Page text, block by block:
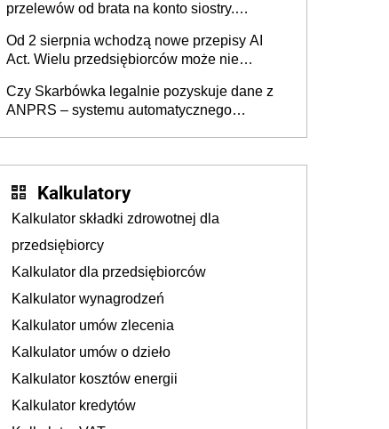
przelewów od brata na konto siostry.
darowizna, ale podatku jednak nie będzie
Od 2 sierpnia wchodzą nowe przepisy AI
Act. Wielu przedsiębiorców może nie
Czy Skarbówka legalnie pozyskuje dane z
ANPRS – systemu automatycznego
Kalkulatory
Kalkulator składki zdrowotnej dla
przedsiębiorcy
Kalkulator dla przedsiębiorców
Kalkulator wynagrodzeń
Kalkulator umów zlecenia
Kalkulator umów o dzieło
Kalkulator kosztów energii
Kalkulator kredytów